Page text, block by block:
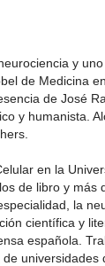
y
de Medicina
de José
y humanista.
en la
de libro y más
la
científica y
española.
universidades